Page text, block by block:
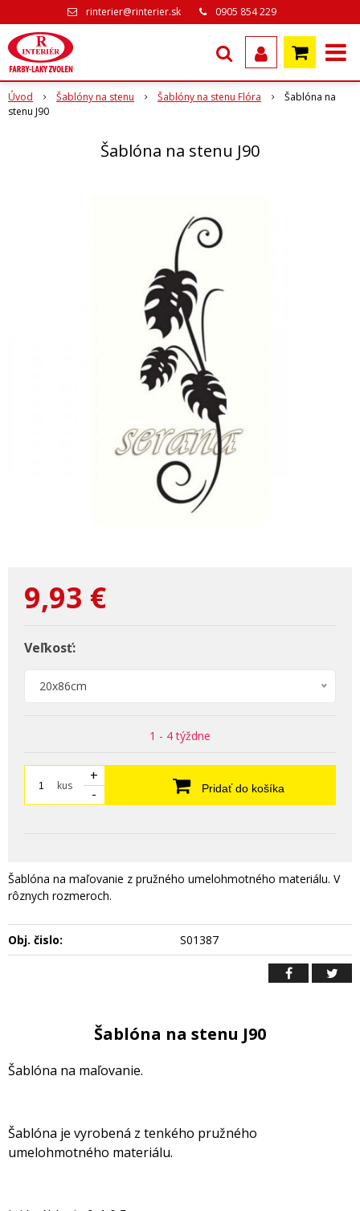
rinterier@rinterier.sk 0905 854 229
Úvod Šablóny na stenu Šablóny na stenu Flóra
Šablóna na
stenu J90
Šablóna na stenu J90
9,93 €
Veľkosť:
20x86cm
1 - 4 týždne
kus
+
-
Pridať do košíka
Šablóna na maľovanie z pružného umelohmotného materiálu. V
rôznych rozmeroch.
Obj. čislo: S01387
Šablóna na stenu J90
Šablóna na maľovanie.
Šablóna je vyrobená z tenkého pružného
umelohmotného materiálu.